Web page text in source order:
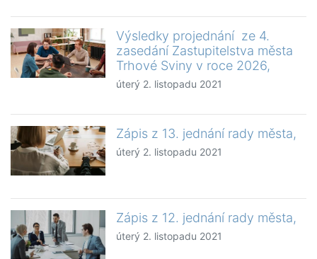
Výsledky projednání ze 4.
zasedání Zastupitelstva města
Trhové Sviny v roce 2026,
úterý 2. listopadu 2021
Zápis z 13. jednání rady města,
úterý 2. listopadu 2021
Zápis z 12. jednání rady města,
úterý 2. listopadu 2021